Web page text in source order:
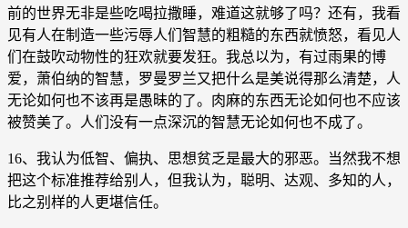
前的世界无非是些吃喝拉撒睡，难道这就够了吗？还有，我看
见有人在制造一些污辱人们智慧的粗糙的东西就愤怒，看见人
们在鼓吹动物性的狂欢就要发狂。我总以为，有过雨果的博
爱，萧伯纳的智慧，罗曼罗兰又把什么是美说得那么清楚，人
无论如何也不该再是愚昧的了。肉麻的东西无论如何也不应该
被赞美了。人们没有一点深沉的智慧无论如何也不成了。
16、我认为低智、偏执、思想贫乏是最大的邪恶。当然我不想
把这个标准推荐给别人，但我认为，聪明、达观、多知的人，
比之别样的人更堪信任。